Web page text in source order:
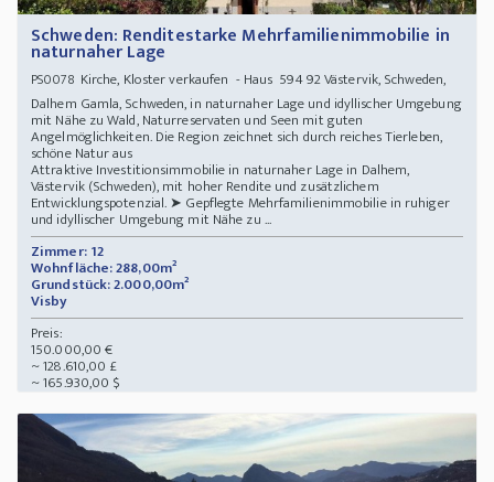
Schweden: Renditestarke Mehrfamilienimmobilie in
naturnaher Lage
PS0078Kirche, Kloster verkaufen - Haus 594 92 Västervik, Schweden,
Dalhem Gamla, Schweden, in naturnaher Lage und idyllischer Umgebung
mit Nähe zu Wald, Naturreservaten und Seen mit guten
Angelmöglichkeiten. Die Region zeichnet sich durch reiches Tierleben,
schöne Natur aus
Attraktive Investitionsimmobilie in naturnaher Lage in Dalhem,
Västervik (Schweden), mit hoher Rendite und zusätzlichem
Entwicklungspotenzial. ➤ Gepflegte Mehrfamilienimmobilie in ruhiger
und idyllischer Umgebung mit Nähe zu ...
Zimmer: 12
Wohnfläche: 288,00m²
Grundstück: 2.000,00m²
Visby
Preis:
150.000,00 €
~ 128.610,00 £
~ 165.930,00 $